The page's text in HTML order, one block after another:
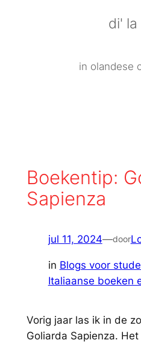
di' la
in olandese
Boekentip:
Sapienza
jul 11, 2024—door
in Blogs voor
Italiaanse boeken
Vorig jaar las ik in de
Goliarda Sapienza.